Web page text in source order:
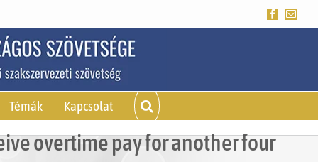
Facebook
Témák Kapcsolat
overtime pay for another four